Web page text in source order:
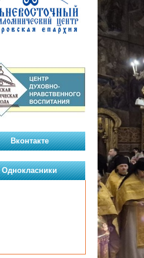
Вконтакте
Однокласники